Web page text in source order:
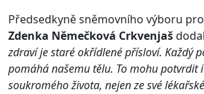
Předsedkyně sněmovního výboru
Zdenka Němečková Crkvenjaš
zdraví je staré okřídlené přísloví. Každý
pomáhá našemu tělu. To mohu potvrdit
soukromého života, nejen ze své